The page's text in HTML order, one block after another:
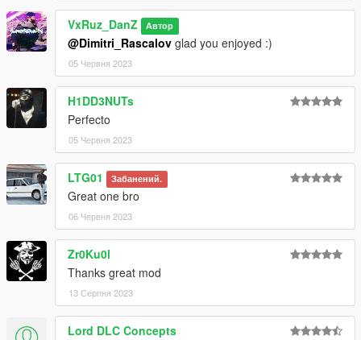
VxRuz_DanZ Автор
@Dimitri_Rascalov glad you enjoyed :)
05 Червня 2023
H1DD3NUTs
Perfecto
05 Червня 2023
LTG01 Забанений.
Great one bro
06 Червня 2023
Zr0Ku0l
Thanks great mod
13 Серпня 2023
Lord DLC Concepts